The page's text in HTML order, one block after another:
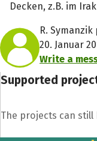
Decken, z.B. im
R.
20. Januar
Write a
Supported
The projects can still